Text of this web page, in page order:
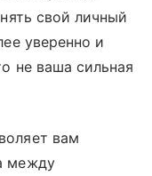
свой личный
уверенно и
не ваша сильная
вам
между